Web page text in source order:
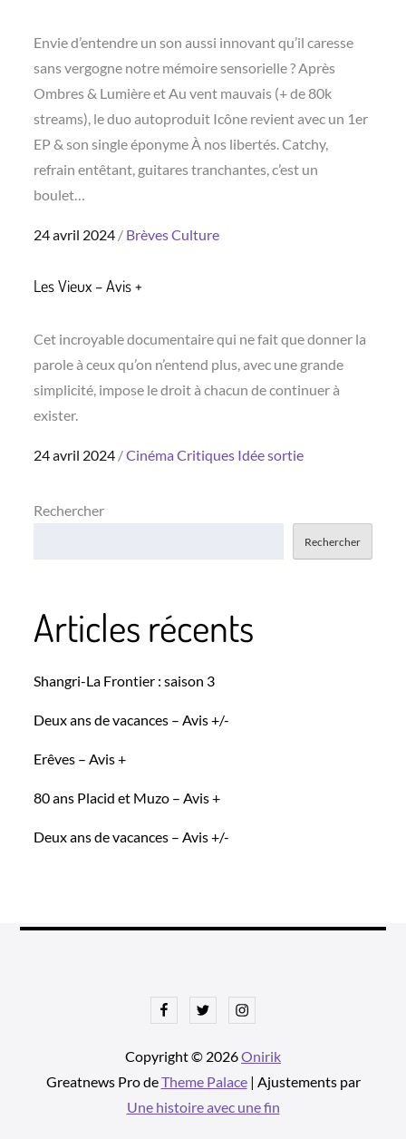
Envie d’entendre un son aussi innovant qu’il caresse
sans vergogne notre mémoire sensorielle ? Après
Ombres & Lumière et Au vent mauvais (+ de 80k
streams), le duo autoproduit Icône revient avec un 1er
EP & son single éponyme À nos libertés. Catchy,
refrain entêtant, guitares tranchantes, c’est un
boulet…
Posted
24 avril 2024 BrèvesCulture
Les Vieux – Avis +
Cet incroyable documentaire qui ne fait que donner la
parole à ceux qu’on n’entend plus, avec une grande
simplicité, impose le droit à chacun de continuer à
exister.
Posted
24 avril 2024 Cinéma Critiques Idée sortie
Rechercher
Rechercher
Articles récents
Shangri-La Frontier : saison 3
Deux ans de vacances – Avis +/-
Erêves – Avis +
80 ans Placid et Muzo – Avis +
Deux ans de vacances – Avis +/-
FacebookTwitterInstagram
Copyright © 2026Onirik
Greatnews Pro deTheme Palace| Ajustements par
Une histoire avec une fin